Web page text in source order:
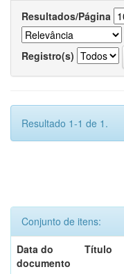
Resultados/Página
Registro(s)
Resultado 1-1 de 1.
Conjunto de itens:
Data do
documento
Título